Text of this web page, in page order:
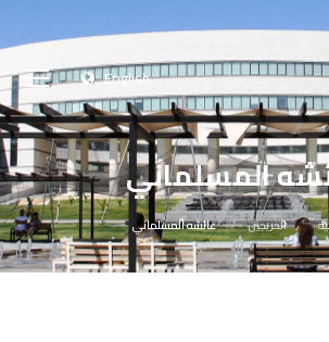
English
المسلماني
الخريجين عائشه المسلماني